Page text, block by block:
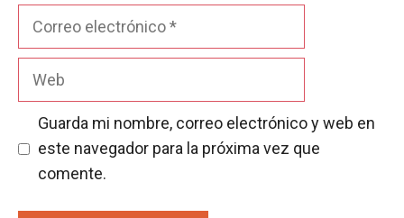
Guarda mi nombre, correo electrónico y web en
este navegador para la próxima vez que
comente.